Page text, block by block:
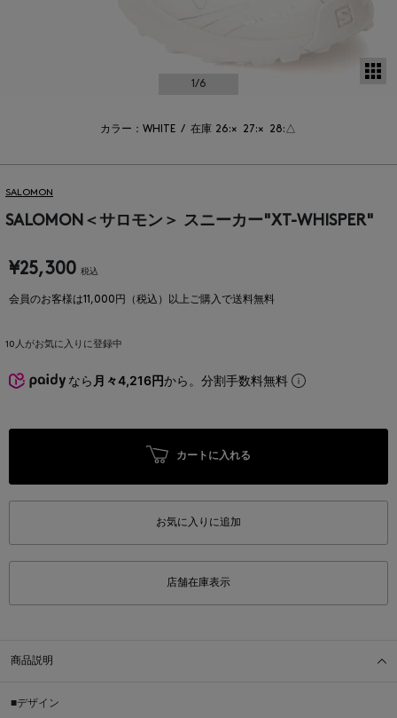
1/6
カラー：WHITE / 在庫 26:× 27:× 28:△
SALOMON
SALOMON＜サロモン＞ スニーカー"XT-WHISPER"
¥25,300 税込
会員のお客様は11,000円（税込）以上ご購入で送料無料
10 人がお気に入りに登録中
なら 月々4,216円から。分割手数料無料
カートに入れる
お気に入りに追加
店舗在庫表示
商品説明
■デザイン